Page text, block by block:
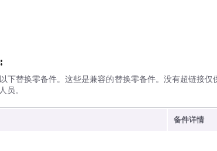
下替换零备件。这些是兼容的替换零备件。没有超链接
员。
备件详情